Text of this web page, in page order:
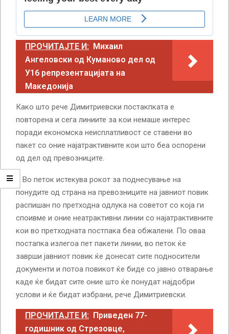
ПРОЧИТАЈТЕ И: Михаил
Ангеловски од Куманово дел од
У16 репрезентацијата на
Македонија
Како што рече Димитриевски постакпката е
повторена и сега линиите за кои немаше интерес
поради економска неисплатливост се ставени во
пакет со оние најатрактивните кои што беа оспорени
од дел од превозниците.
– Во петок истекува рокот за поднесување на
понудите од страна на превозниците на јавниот повик
распишан по претходна одлука на советот со која ги
споивме и оние неатрактивни линии со најатрактивните
кои во претходната постпака беа обжалени. По оваа
постапка излегоа пет пакети линии, во петок ќе
заврши јавниот повик ќе донесат сите подносители
документи и потоа повикот ќе биде со јавно отварање
каде ќе бидат сите оние што ќе понудат најдобри
услови и ќе бидат избрани, рече Димитриевски.
ПРОЧИТАЈТЕ И: Приведен 77-
годишник од Стрезовце,